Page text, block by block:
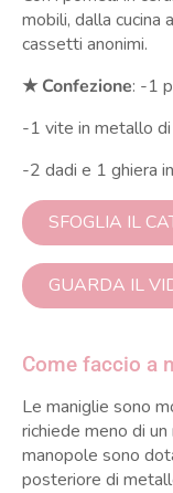
mobili, dalla cucina
cassetti anonimi.
★ Confezione: -1
-1 vite in metallo
-2 dadi e 1 ghiera
SFOGLIA IL
GUARDA IL
Come faccio a
Le maniglie sono
richiede meno di
manopole sono
posteriore di